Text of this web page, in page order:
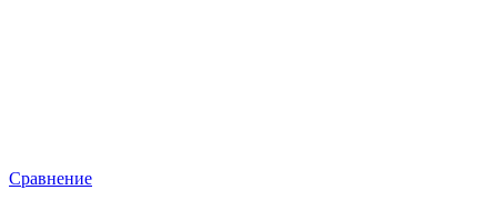
Сравнение